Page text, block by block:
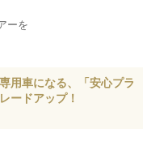
ーを
用車になる、「安心プラ
ードアップ！